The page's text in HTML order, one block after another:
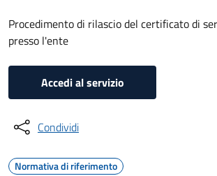
Procedimento di rilascio del certificato di
presso l'ente
Accedi al servizio
Condividi
Normativa di riferimento